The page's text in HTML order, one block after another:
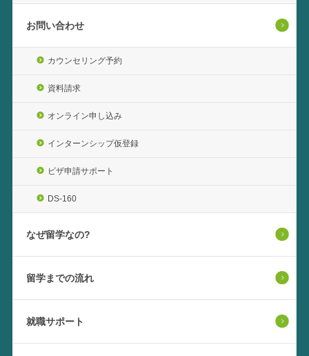
お問い合わせ
カウンセリング予約
資料請求
オンライン申し込み
インターンシップ仮登録
ビザ申請サポート
DS-160
なぜ留学なの?
留学までの流れ
就職サポート